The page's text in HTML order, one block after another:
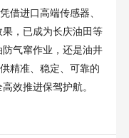
凭借进口高端传感器、
，已成为长庆油田等
气窜作业，还是油井
精准、稳定、可靠的
效推进保驾护航。